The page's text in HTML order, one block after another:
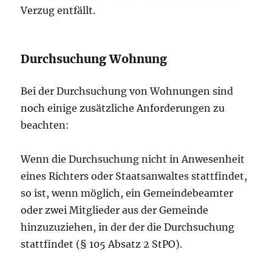
Verzug entfällt.
Durchsuchung Wohnung
Bei der Durchsuchung von Wohnungen sind
noch einige zusätzliche Anforderungen zu
beachten:
Wenn die Durchsuchung nicht in Anwesenheit
eines Richters oder Staatsanwaltes stattfindet,
so ist, wenn möglich, ein Gemeindebeamter
oder zwei Mitglieder aus der Gemeinde
hinzuzuziehen, in der der die Durchsuchung
stattfindet (§ 105 Absatz 2 StPO).